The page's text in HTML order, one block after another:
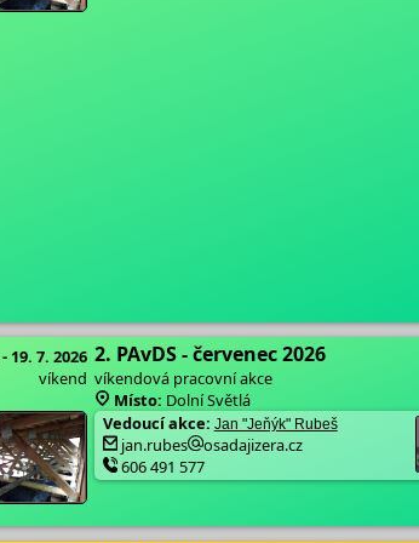
19. 7. 2026
víkend
2. PAvDS - červenec 2026
víkendová pracovní akce
Místo: Dolní Světlá
Vedoucí akce: Jan "Jeňýk" Rubeš
jan.rubes
osadajizera.cz
606 491 577